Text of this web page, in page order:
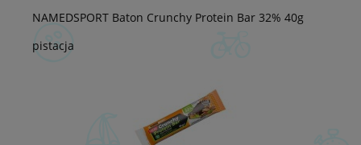
NAMEDSPORT Baton Crunchy Protein Bar 32% 40g
pistacja